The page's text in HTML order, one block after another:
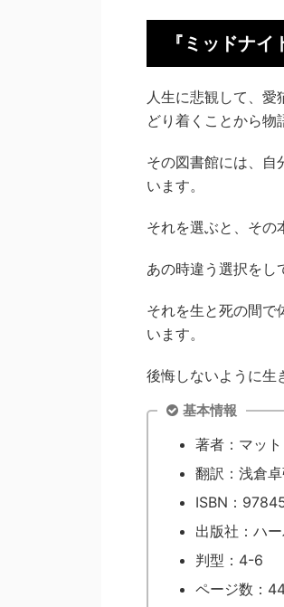
『ミッドナ
人生に悲観して、
どり着くことから物
その図書館には、自
います。
それを選ぶと、その
あの時違う選択をし
それを生と死の間で
います。
後悔しないように生
基本情報
著者：マッ
翻訳：浅倉
ISBN：
出版社：ハ
判型：4-6
ページ数：